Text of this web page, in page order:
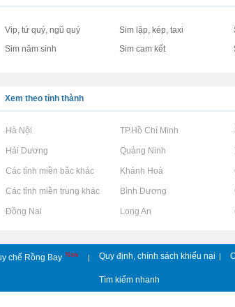
Vip, tứ quý, ngũ quý Sim lặp, kép, taxi
Sim năm sinh
Sim cam kết
Xem theo tỉnh thành
Hà Nội Rao vặt tại TP.Hồ Chí Minh Rao vặt
Hải Dương Rao vặt tại Quảng Ninh Rao vặt
Các tỉnh miền bắc khácRao vặt tại Khánh Hoà Rao vặt
Các tỉnh miền trung khácRao vặt tại Bình Dương Rao vặt
Đồng Nai Rao vặt tại Long An Rao vặt
chế Rồng Bay New | Quy định, chính sách khiếu nại |
Tìm kiếm nhanh